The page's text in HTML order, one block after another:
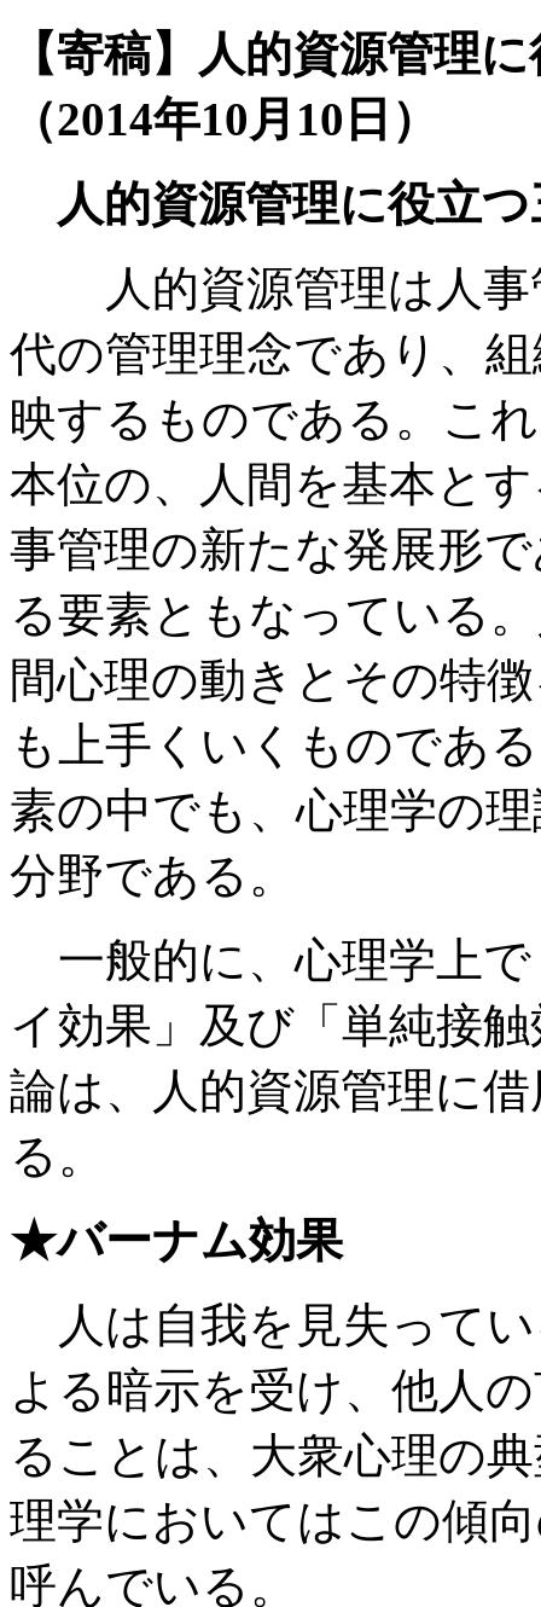
【寄稿】人的資源管理
（2014年10月10日）
人的資源管理に役立つ
人的資源管理は人事
代の管理理念であり、
映するものである。こ
本位の、人間を基本と
事管理の新たな発展形
る要素ともなっている
間心理の動きとその特
も上手くいくものであ
素の中でも、心理学の
分野である。
一般的に、心理学上
イ効果」及び「単純接
論は、人的資源管理に
る。
★バーナム効果
人は自我を見失って
よる暗示を受け、他人
ることは、大衆心理の
理学においてはこの傾
呼んでいる。